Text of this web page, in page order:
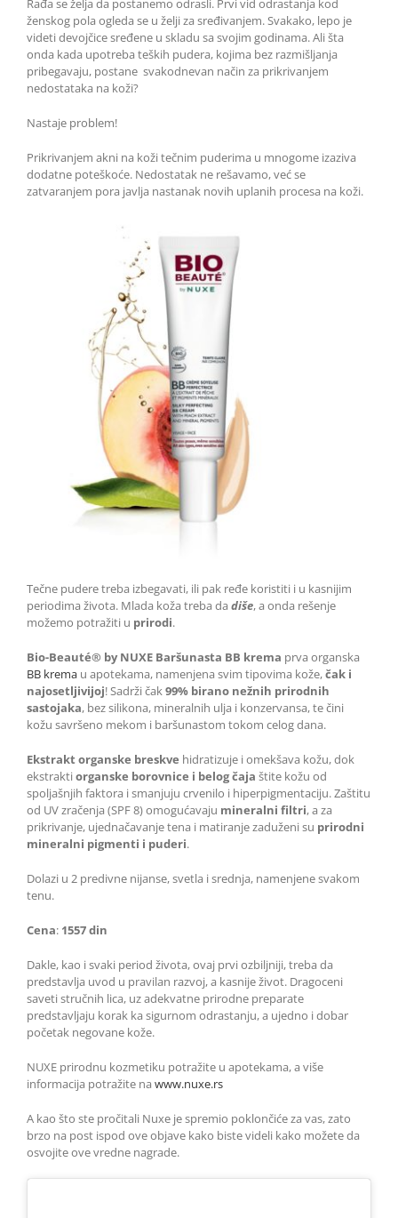
Rađa se želja da postanemo odrasli. Prvi vid odrastanja kod
ženskog pola ogleda se u želji za sređivanjem. Svakako, lepo je
videti devojčice sređene u skladu sa svojim godinama. Ali šta
onda kada upotreba teških pudera, kojima bez razmišljanja
pribegavaju, postane svakodnevan način za prikrivanjem
nedostataka na koži?
Nastaje problem!
Prikrivanjem akni na koži tečnim puderima u mnogome izaziva
dodatne poteškoće. Nedostatak ne rešavamo, već se
zatvaranjem pora javlja nastanak novih uplanih procesa na koži.
Tečne pudere treba izbegavati, ili pak ređe koristiti i u kasnijim
periodima života. Mlada koža treba da diše, a onda rešenje
možemo potražiti u prirodi.
Bio-Beauté® by NUXE Baršunasta BB krema prva organska
BB krema u apotekama, namenjena svim tipovima kože,čak i
najosetljivijoj! Sadrži čak99% birano nežnih prirodnih
sastojaka, bez silikona, mineralnih ulja i konzervansa, te čini
kožu savršeno mekom i baršunastom tokom celog dana.
Ekstrakt organske breskve hidratizuje i omekšava kožu, dok
ekstraktiorganske borovnice i belog čaja štite kožu od
spoljašnjih faktora i smanjuju crvenilo i hiperpigmentaciju. Zaštitu
od UV zračenja (SPF 8) omogućavaju mineralni filtri, a za
prikrivanje, ujednačavanje tena i matiranje zaduženi su prirodni
mineralni pigmenti i puderi.
Dolazi u 2 predivne nijanse, svetla i srednja, namenjene svakom
tenu.
Cena: 1557 din
Dakle, kao i svaki period života, ovaj prvi ozbiljniji, treba da
predstavlja uvod u pravilan razvoj, a kasnije život. Dragoceni
saveti stručnih lica, uz adekvatne prirodne preparate
predstavljaju korak ka sigurnom odrastanju, a ujedno i dobar
početak negovane kože.
NUXE prirodnu kozmetiku potražite u apotekama, a više
informacija potražite na www.nuxe.rs
A kao što ste pročitali Nuxe je spremio poklončiće za vas, zato
brzo na post ispod ove objave kako biste videli kako možete da
osvojite ove vredne nagrade.